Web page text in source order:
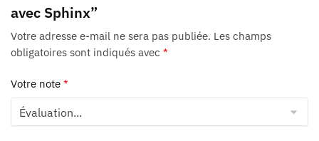
avec Sphinx”
Votre adresse e-mail ne sera pas publiée. Les champs
obligatoires sont indiqués avec *
Votre note *